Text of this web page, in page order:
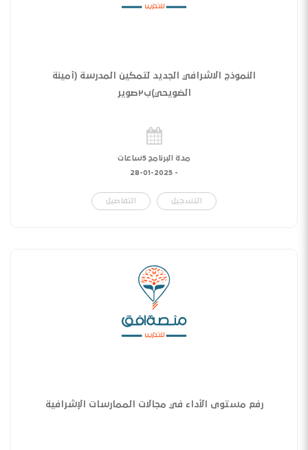
النموذج الاشرافي الجديد لتمكين المدرسة (أمينة
الضويحي)ب٢صوير
مدة البرنامج 5ساعات
-
28-01-2025
التسجيل التفاصيل
رفع مستوى الأداء في مجالات الممارسات الإشرافية